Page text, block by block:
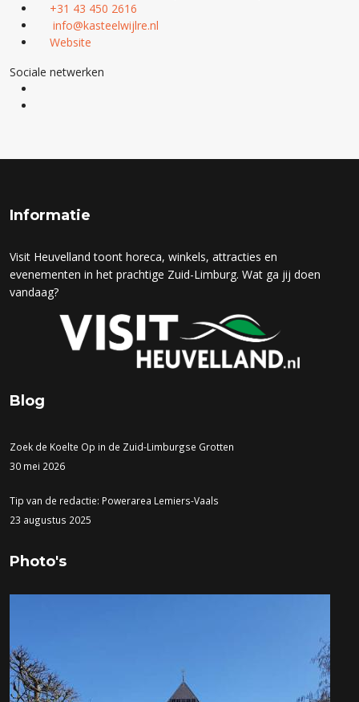
+31 43 450 2616
info@kasteelwijlre.nl
Website
Sociale netwerken
Informatie
Visit Heuvelland toont horeca, winkels, attracties en
evenementen in het prachtige Zuid-Limburg. Wat ga jij doen
vandaag?
Blog
Zoek de Koelte Op in de Zuid-Limburgse Grotten
30 mei 2026
Tip van de redactie: Powerarea Lemiers-Vaals
23 augustus 2025
Photo's